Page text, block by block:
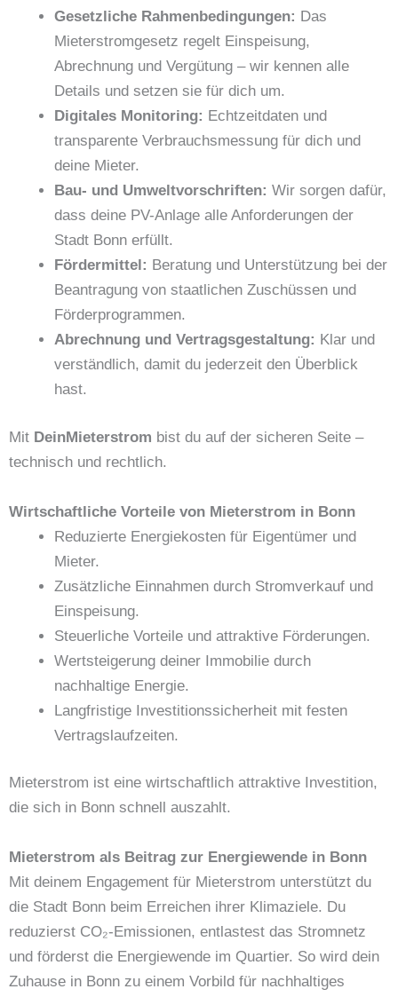
Gesetzliche Rahmenbedingungen: Das
Mieterstromgesetz regelt Einspeisung,
Abrechnung und Vergütung – wir kennen alle
Details und setzen sie für dich um.
Digitales Monitoring: Echtzeitdaten und
transparente Verbrauchsmessung für dich und
deine Mieter.
Bau- und Umweltvorschriften: Wir sorgen dafür,
dass deine PV-Anlage alle Anforderungen der
Stadt Bonn erfüllt.
Fördermittel: Beratung und Unterstützung bei der
Beantragung von staatlichen Zuschüssen und
Förderprogrammen.
Abrechnung und Vertragsgestaltung: Klar und
verständlich, damit du jederzeit den Überblick
hast.
Mit DeinMieterstrom bist du auf der sicheren Seite –
technisch und rechtlich.
Wirtschaftliche Vorteile von Mieterstrom in Bonn
Reduzierte Energiekosten für Eigentümer und
Mieter.
Zusätzliche Einnahmen durch Stromverkauf und
Einspeisung.
Steuerliche Vorteile und attraktive Förderungen.
Wertsteigerung deiner Immobilie durch
nachhaltige Energie.
Langfristige Investitionssicherheit mit festen
Vertragslaufzeiten.
Mieterstrom ist eine wirtschaftlich attraktive Investition,
die sich in Bonn schnell auszahlt.
Mieterstrom als Beitrag zur Energiewende in Bonn
Mit deinem Engagement für Mieterstrom unterstützt du
die Stadt Bonn beim Erreichen ihrer Klimaziele. Du
reduzierst CO₂-Emissionen, entlastest das Stromnetz
und förderst die Energiewende im Quartier. So wird dein
Zuhause in Bonn zu einem Vorbild für nachhaltiges